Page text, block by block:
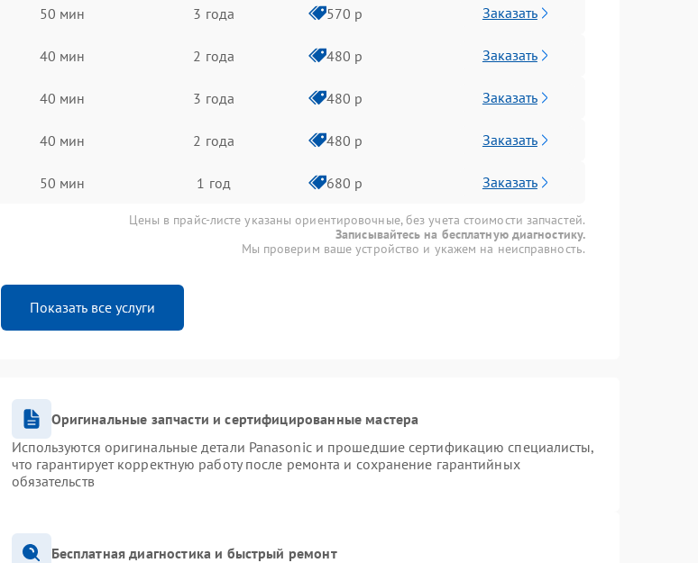
50 мин 3 года 570 р Заказать
40 мин 2 года 480 р Заказать
40 мин 3 года 480 р Заказать
40 мин 2 года 480 р Заказать
50 мин 1 год 680 р Заказать
Цены в прайс-листе указаны ориентировочные, без учета стоимости запчастей.
Записывайтесь на бесплатную диагностику.
Мы проверим ваше устройство и укажем на неисправность.
Показать все услуги
Оригинальные запчасти и сертифицированные мастера
Используются оригинальные детали Panasonic и прошедшие сертификацию специалисты,
что гарантирует корректную работу после ремонта и сохранение гарантийных
обязательств
Бесплатная диагностика и быстрый ремонт